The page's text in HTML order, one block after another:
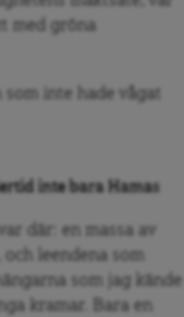
med gröna
inte hade vågat
inte bara Hamas
där: en massa av
leendena som
som jag kände
kramar. Bara en